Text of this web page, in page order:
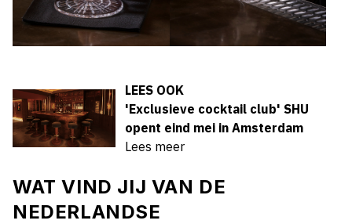
LEES OOK
'Exclusieve cocktail club' SHU
opent eind mei in Amsterdam
Lees meer
WAT VIND JIJ VAN DE
NEDERLANDSE